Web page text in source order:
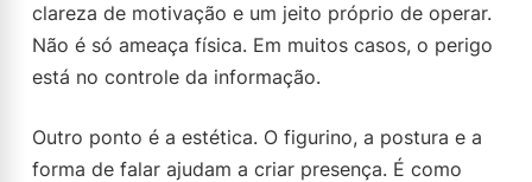
clareza de motivação e um jeito próprio de operar.
Não é só ameaça física. Em muitos casos, o perigo
está no controle da informação.
Outro ponto é a estética. O figurino, a postura e a
forma de falar ajudam a criar presença. É como